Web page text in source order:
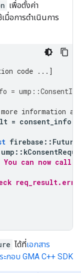
เพื่อตั้งค่า
มื่อการดำเนินการ
code ...]
= ump ::
information
= consent_info
firebase ::
ump ::
can now call
ได้ที่เอกสาร
ะกอบ GMA C++ SDK